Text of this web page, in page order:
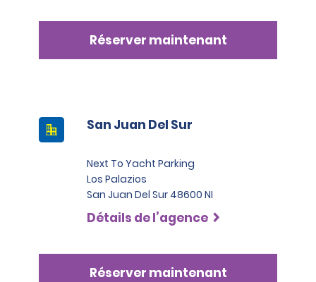
Réserver maintenant
San Juan Del Sur
Next To Yacht Parking
Los Palazios
San Juan Del Sur 48600 NI
Détails de l’agence
Réserver maintenant